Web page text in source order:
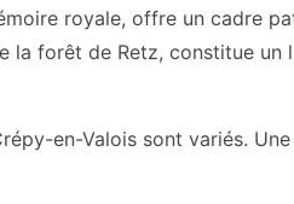
royale, offre un cadre
forêt de Retz, constitue
en-Valois sont variés.